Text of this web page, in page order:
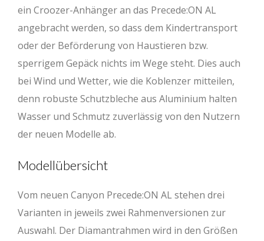
ein Croozer-Anhänger an das Precede:ON AL
angebracht werden, so dass dem Kindertransport
oder der Beförderung von Haustieren bzw.
sperrigem Gepäck nichts im Wege steht. Dies auch
bei Wind und Wetter, wie die Koblenzer mitteilen,
denn robuste Schutzbleche aus Aluminium halten
Wasser und Schmutz zuverlässig von den Nutzern
der neuen Modelle ab.
Modellübersicht
Vom neuen Canyon Precede:ON AL stehen drei
Varianten in jeweils zwei Rahmenversionen zur
Auswahl. Der Diamantrahmen wird in den Größen